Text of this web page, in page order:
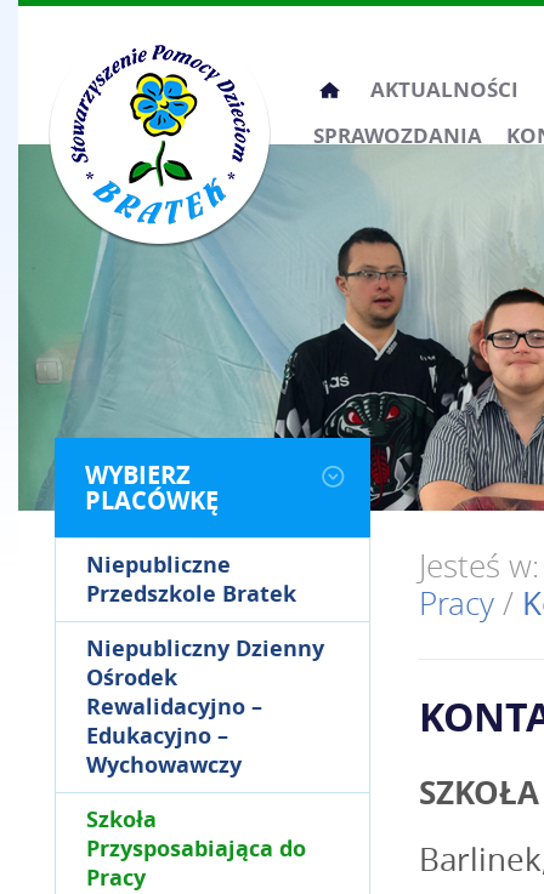
Przeskocz
do
AKTUALNOŚCI
SPRAWOZDANIA
WYBIERZ
PLACÓWKĘ
Niepubliczne
Przedszkole Bratek
Niepubliczny Dzienny
Ośrodek
Rewalidacyjno –
Edukacyjno –
Wychowawczy
Szkoła
Przysposabiająca do
Pracy
Jesteś
Pracy /